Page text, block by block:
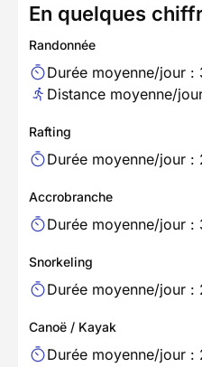
En quelques
Randonnée
Durée moyenne/jour :
Distance moyenne/
Rafting
Durée moyenne/jour :
Accrobranche
Durée moyenne/jour :
Snorkeling
Durée moyenne/jour :
Canoë / Kayak
Durée moyenne/jour :